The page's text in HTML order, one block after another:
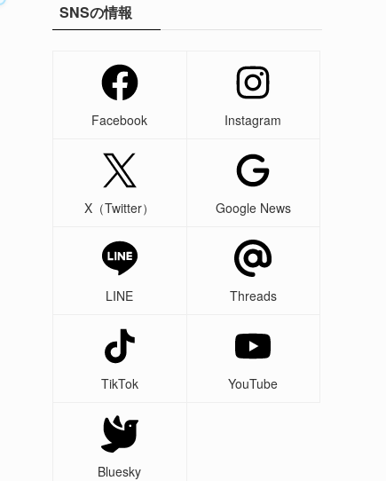
SNSの情報
Facebook Instagram
X（Twitter） Google News
LINE Threads
TikTok YouTube
Bluesky